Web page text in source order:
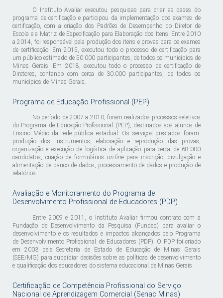
O Instituto Avaliar executou pesquisas para criar as bases do
programa de certificação e participou da implementação dos exames de
certificação, com a criação dos Padrões de Desempenho do Diretor de
Escola e a Matriz de Especificação para Elaboração dos Itens. Entre 2010
a 2014, foi responsável pela produção dos itens e provas para os exames
de certificação. Em 2015, executou todo o processo de certificação para
um público estimado de 50.000 participantes, de todos os municípios de
Minas Gerais. Em 2018, executou todo o processo de certificação de
Diretores, contando com cerca de 30.000 participantes, de todos os
municípios de Minas Gerais.
Programa de Educação Profissional (PEP)
No período de 2007 a 2010, foram realizados processos seletivos
do Programa de Educação Profissional (PEP), destinados aos alunos de
Ensino Médio da rede pública estadual. Os serviços prestados foram:
produção dos instrumentos, elaboração e reprodução das provas,
organização e execução de logística de aplicação para cerca de 68.000
candidatos, criação de formulários on-linepara inscrição, divulgação e
alimentação de banco de dados, processamento de dados e produção de
relatórios.
Avaliação e Monitoramento do Programa de
Desenvolvimento Profissional de Educadores (PDP)
Entre 2009 e 2011, o Instituto Avaliar firmou contrato com a
Fundação de Desenvolvimento da Pesquisa (Fundep) para avaliar o
desenvolvimento e os resultados e impactos alcançados pelo Programa
de Desenvolvimento Profissional de Educadores (PDP). O PDP foi criado
em 2003 pela Secretaria de Estado de Educação de Minas Gerais
(SEE/MG) para subsidiar decisões sobre as políticas de desenvolvimento
e qualificação dos educadores do sistema educacional de Minas Gerais.
Certificação de Competência Profissional do Serviço
Nacional de Aprendizagem Comercial (Senac Minas)